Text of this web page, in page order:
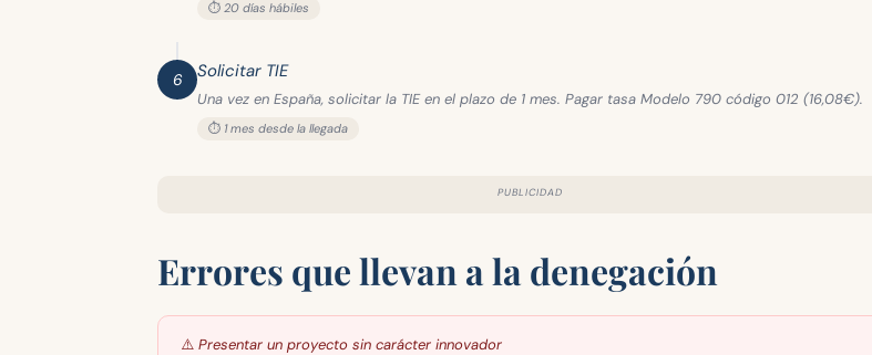
⏱️ 20 días hábiles
6 Solicitar TIE
Una vez en España, solicitar la TIE en el plazo de 1 mes. Pagar tasa Modelo 790 código 012 (16,08€).
⏱️ 1 mes desde la llegada
PUBLICIDAD
Errores que llevan a la denegación
⚠️ Presentar un proyecto sin carácter innovador